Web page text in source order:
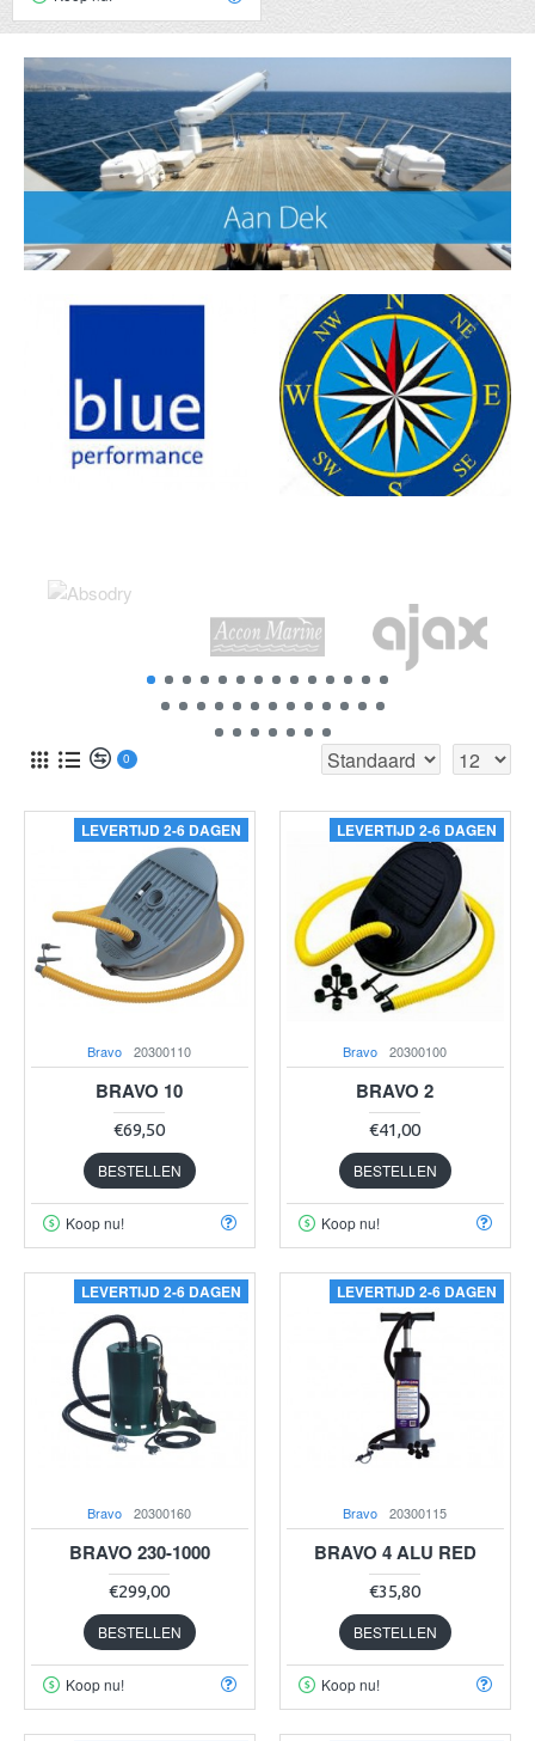
0
LEVERTIJD 2-6 DAGEN
Bravo 20300110
BRAVO 10
€69,50
BESTELLEN
Koop nu!
LEVERTIJD 2-6 DAGEN
Bravo 20300100
BRAVO 2
€41,00
BESTELLEN
Koop nu!
LEVERTIJD 2-6 DAGEN
Bravo 20300160
BRAVO 230-1000
€299,00
BESTELLEN
Koop nu!
LEVERTIJD 2-6 DAGEN
Bravo 20300115
BRAVO 4 ALU RED
€35,80
BESTELLEN
Koop nu!